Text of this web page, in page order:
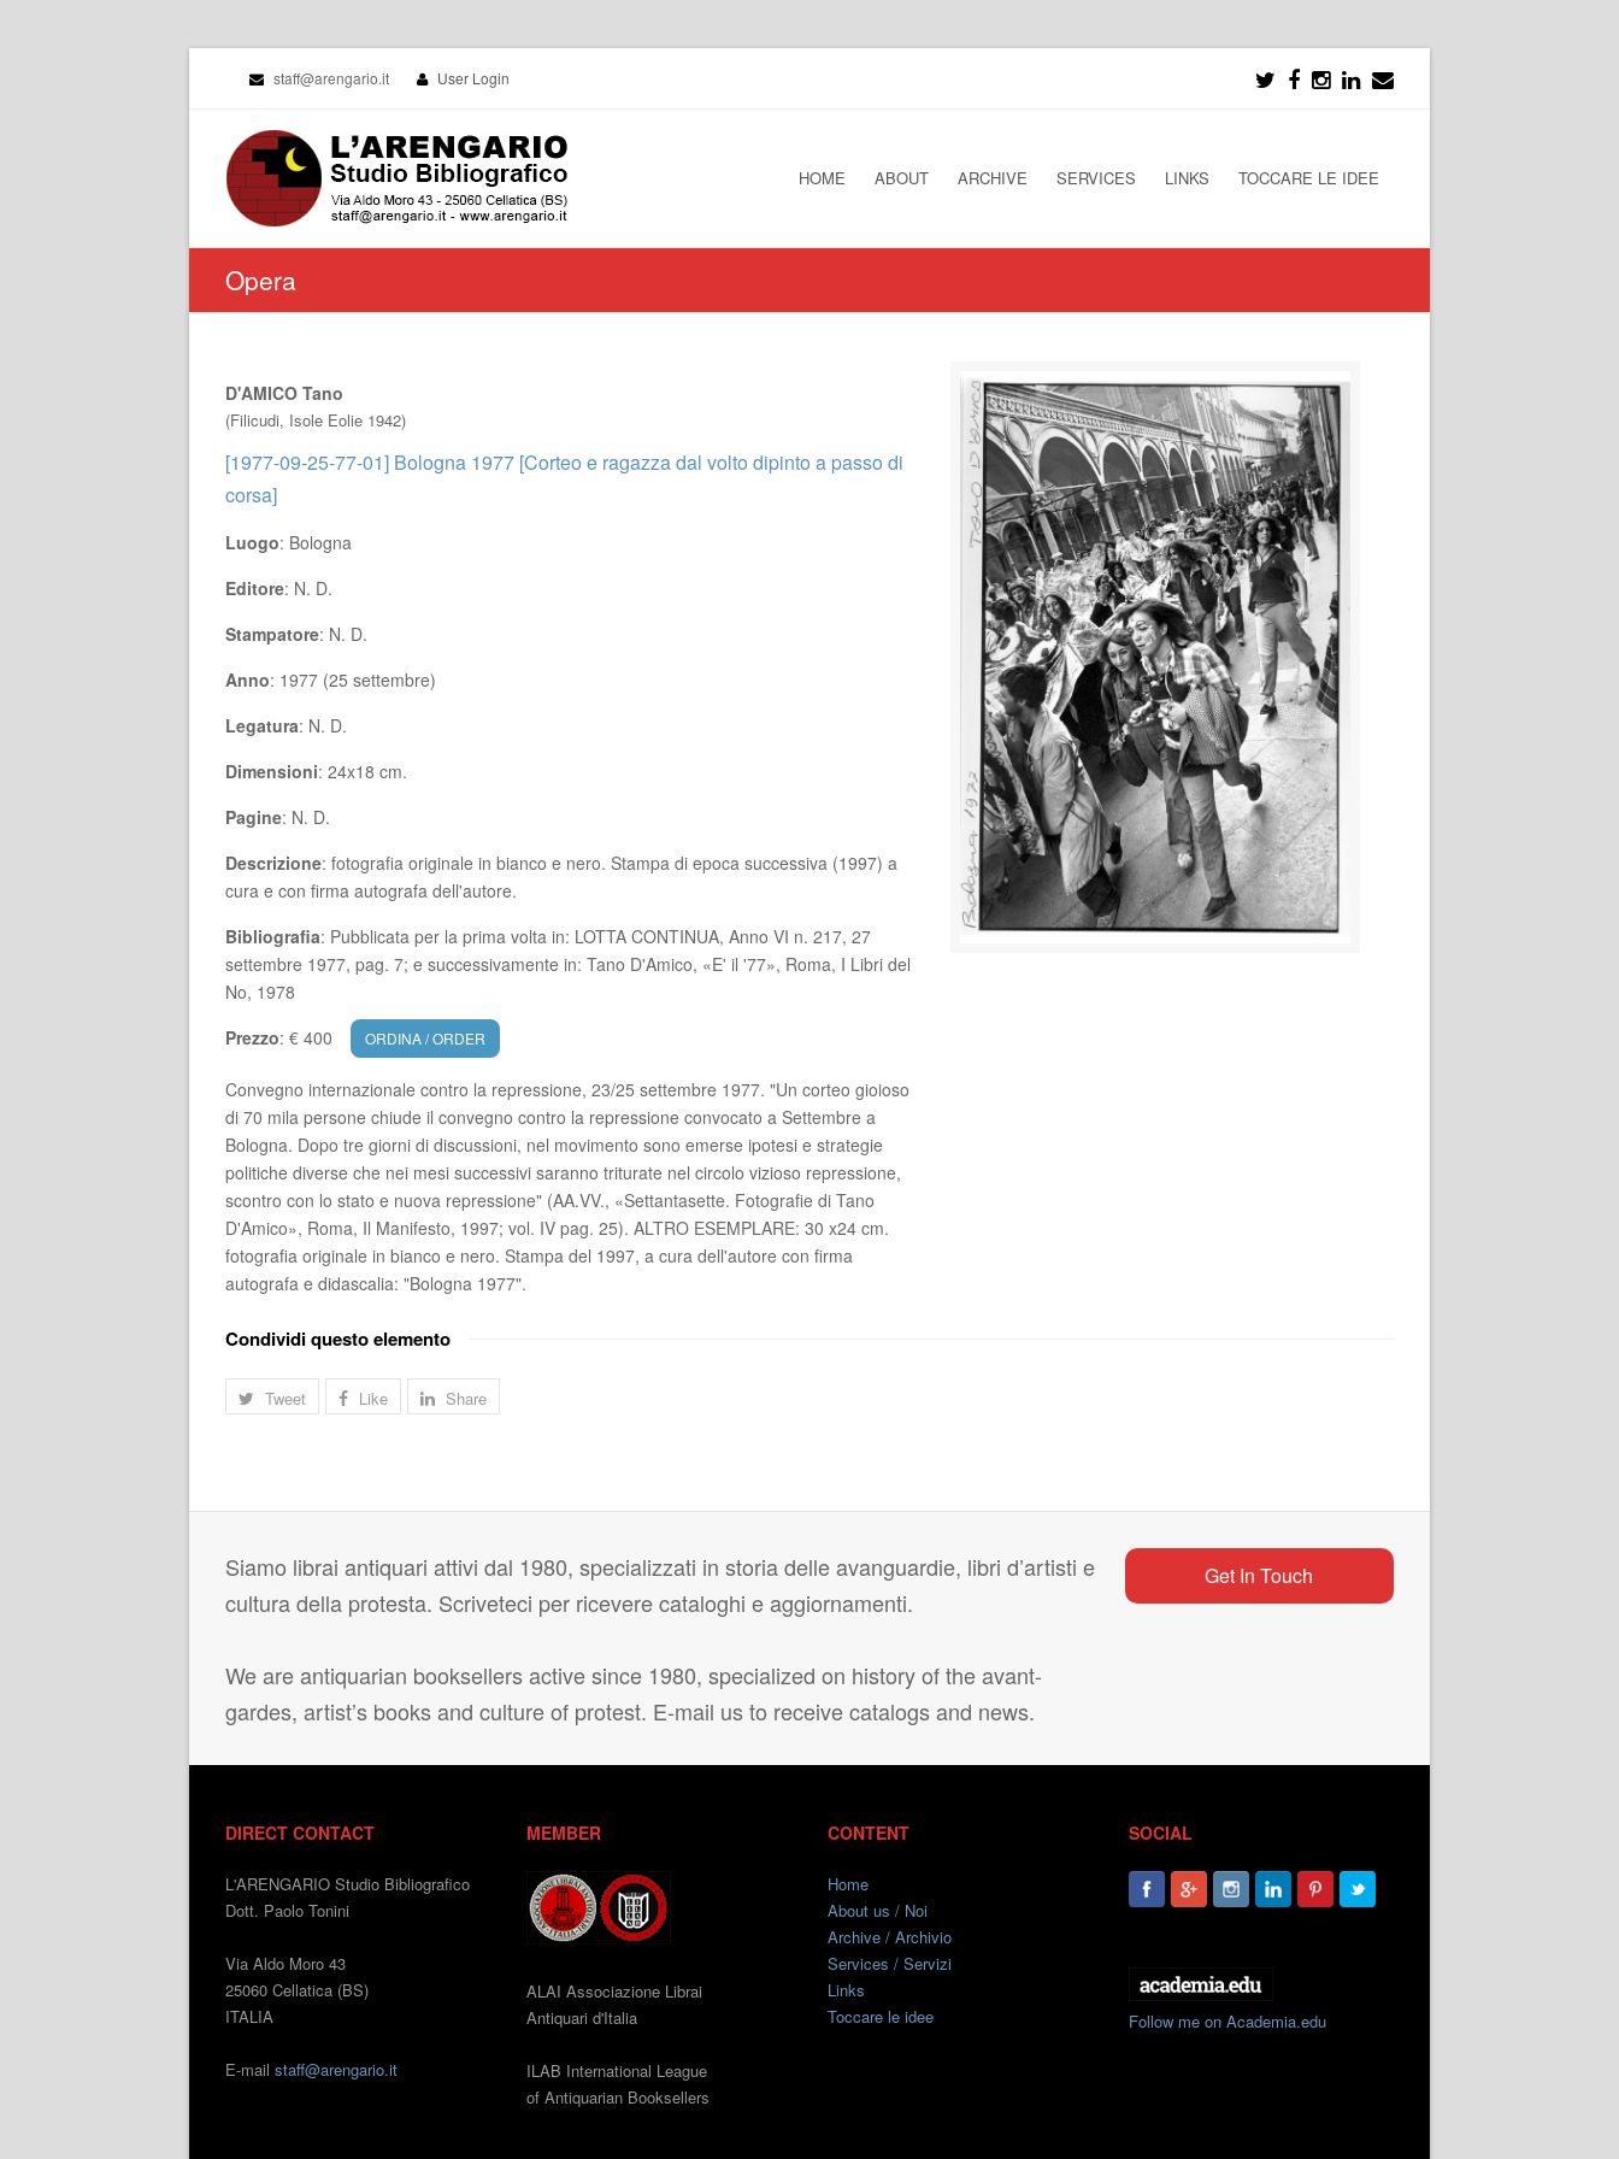
staff@arengario.it User Login
HOME ABOUT ARCHIVE SERVICES LINKS TOCCARE LE IDEE
Opera
D'AMICO Tano
(Filicudi, Isole Eolie 1942)
[1977-09-25-77-01] Bologna 1977 [Corteo e ragazza dal volto dipinto a passo di
corsa]
Luogo: Bologna
Editore: N. D.
Stampatore: N. D.
Anno: 1977 (25 settembre)
Legatura: N. D.
Dimensioni: 24x18 cm.
Pagine: N. D.
Descrizione: fotografia originale in bianco e nero. Stampa di epoca successiva (1997) a
cura e con firma autografa dell'autore.
Bibliografia: Pubblicata per la prima volta in: LOTTA CONTINUA, Anno VI n. 217, 27
settembre 1977, pag. 7; e successivamente in: Tano D'Amico, «E' il '77», Roma, I Libri del
No, 1978
Prezzo: € 400 ORDINA / ORDER
Convegno internazionale contro la repressione, 23/25 settembre 1977. "Un corteo gioioso
di 70 mila persone chiude il convegno contro la repressione convocato a Settembre a
Bologna. Dopo tre giorni di discussioni, nel movimento sono emerse ipotesi e strategie
politiche diverse che nei mesi successivi saranno triturate nel circolo vizioso repressione,
scontro con lo stato e nuova repressione" (AA.VV., «Settantasette. Fotografie di Tano
D'Amico», Roma, Il Manifesto, 1997; vol. IV pag. 25). ALTRO ESEMPLARE: 30 x24 cm.
fotografia originale in bianco e nero. Stampa del 1997, a cura dell'autore con firma
autografa e didascalia: "Bologna 1977".
Condividi questo elemento
Tweet Like Share
Siamo librai antiquari attivi dal 1980, specializzati in storia delle avanguardie, libri d’artisti e
cultura della protesta. Scriveteci per ricevere cataloghi e aggiornamenti.
We are antiquarian booksellers active since 1980, specialized on history of the avant-
gardes, artist’s books and culture of protest. E-mail us to receive catalogs and news.
Get In Touch
DIRECT CONTACT
L'ARENGARIO Studio Bibliografico
Dott. Paolo Tonini
Via Aldo Moro 43
25060 Cellatica (BS)
ITALIA
E-mail staff@arengario.it
MEMBER
ALAI Associazione Librai
Antiquari d'Italia
ILAB International League
of Antiquarian Booksellers
CONTENT
Home
About us / Noi
Archive / Archivio
Services / Servizi
Links
Toccare le idee
SOCIAL
Follow me on Academia.edu